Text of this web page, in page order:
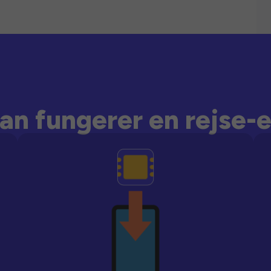
fungerer en rejse-